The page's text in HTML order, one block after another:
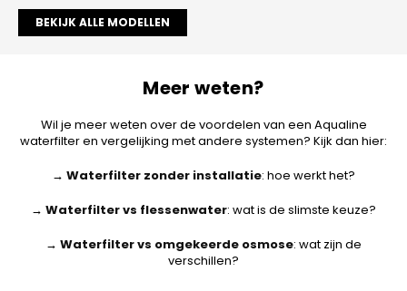
BEKIJK ALLE MODELLEN
Meer weten?
Wil je meer weten over de voordelen van een Aqualine
waterfilter en vergelijking met andere systemen? Kijk dan hier:
→ Waterfilter zonder installatie: hoe werkt het?
→ Waterfilter vs flessenwater: wat is de slimste keuze?
→ Waterfilter vs omgekeerde osmose: wat zijn de
verschillen?